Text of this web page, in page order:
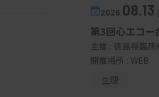
2026. 08.13
第3回心エコー
主催 : 徳島県臨床
開催場所 : WEB
生理